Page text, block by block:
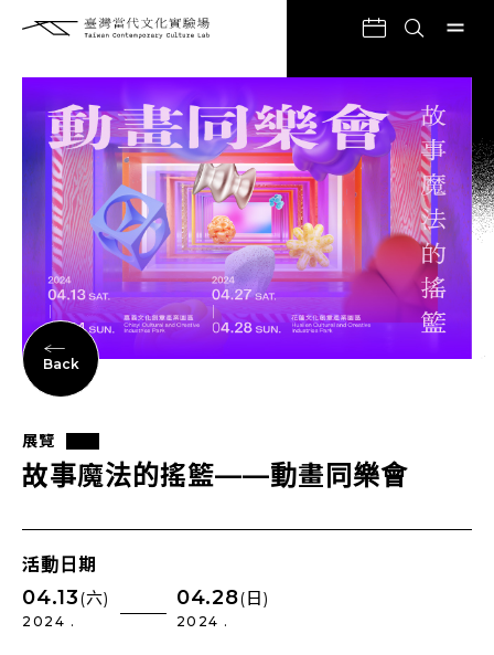
Back
展覽
故事魔法的搖籃——動畫同樂會
活動日期
04.13(六)
2024 .
04.28(日)
2024 .